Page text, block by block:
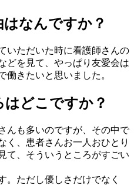
なんですか？
いただいた時に看護師さんの
どを見て、やっぱり友愛会は
働きたいと思いました。
どこですか？
んも多いのですが、その中で
く、患者さんお一人おひとり
て、そういうところがすごい
。ただし優しさだけでなく